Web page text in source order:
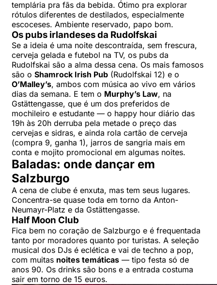
templária pra fãs da bebida. Ótimo pra explorar
rótulos diferentes de destilados, especialmente
escoceses. Ambiente reservado, papo bom.
Os pubs irlandeses da Rudolfskai
Se a ideia é uma noite descontraída, sem frescura,
cerveja gelada e futebol na TV, os pubs da
Rudolfskai são a alma dessa cena. Os mais famosos
são o Shamrock Irish Pub (Rudolfskai 12) e o
O’Malley’s, ambos com música ao vivo em vários
dias da semana. E tem o Murphy’s Law, na
Gstättengasse, que é um dos preferidos de
mochileiro e estudante — o happy hour diário das
19h às 20h derruba pela metade o preço das
cervejas e sidras, e ainda rola cartão de cerveja
(compra 9, ganha 1), jarros de sangria mais em
conta e mojito promocional em algumas noites.
Baladas: onde dançar em
Salzburgo
A cena de clube é enxuta, mas tem seus lugares.
Concentra-se quase toda em torno da Anton-
Neumayr-Platz e da Gstättengasse.
Half Moon Club
Fica bem no coração de Salzburgo e é frequentada
tanto por moradores quanto por turistas. A seleção
musical dos DJs é eclética e vai de techno a pop,
com muitas noites temáticas — tipo festa só de
anos 90. Os drinks são bons e a entrada costuma
sair em torno de 15 euros.